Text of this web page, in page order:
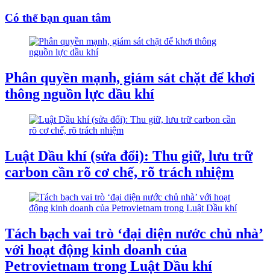
Có thể bạn quan tâm
Phân quyền mạnh, giám sát chặt để khơi
thông nguồn lực dầu khí
Luật Dầu khí (sửa đổi): Thu giữ, lưu trữ
carbon cần rõ cơ chế, rõ trách nhiệm
Tách bạch vai trò ‘đại diện nước chủ nhà’
với hoạt động kinh doanh của
Petrovietnam trong Luật Dầu khí